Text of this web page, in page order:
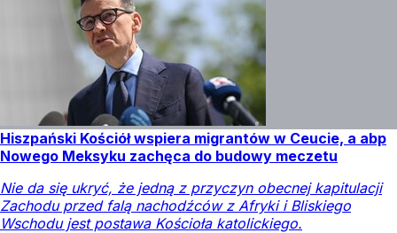
Hiszpański Kościół wspiera migrantów w Ceucie, a abp
Nowego Meksyku zachęca do budowy meczetu
Nie da się ukryć, że jedną z przyczyn obecnej kapitulacji
Zachodu przed falą nachodźców z Afryki i Bliskiego
Wschodu jest postawa Kościoła katolickiego.